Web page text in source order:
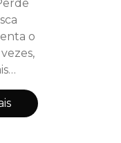
o
a
Entre